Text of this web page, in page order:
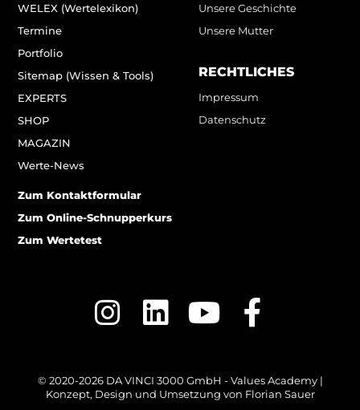
WELEX (Wertelexikon)
Termine
Portfolio
Sitemap (Wissen & Tools)
EXPERTS
SHOP
MAGAZIN
Werte-News
Zum Kontaktformular
Zum Online-Schnupperkurs
Zum Wertetest
Unsere Geschichte
Unsere Mutter
RECHTLICHES
Impressum
Datenschutz
© 2020-2026 DA VINCI 3000 GmbH - Values Academy |
Konzept, Design und Umsetzung von Florian Sauer